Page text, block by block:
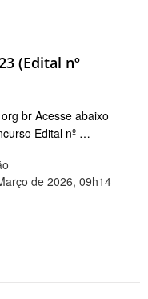
(Edital nº
br Acesse abaixo
Edital nº …
de 2026, 09h14